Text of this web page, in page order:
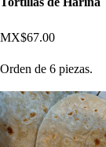
MX$67.00
Orden de 6 piezas.